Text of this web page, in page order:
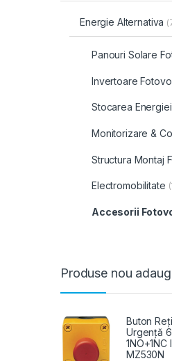
Energie Alternativa
Panouri Solare
Invertoare
Stocarea Energiei
Monitorizare &
Structura Montaj
Electromobilitate
Accesorii
Produse nou
Buton
Urgență
1NO+1NC
MZ530N